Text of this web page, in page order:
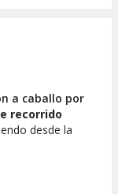
a caballo por
recorrido
desde la